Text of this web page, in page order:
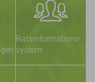
Ratsinformations-
system